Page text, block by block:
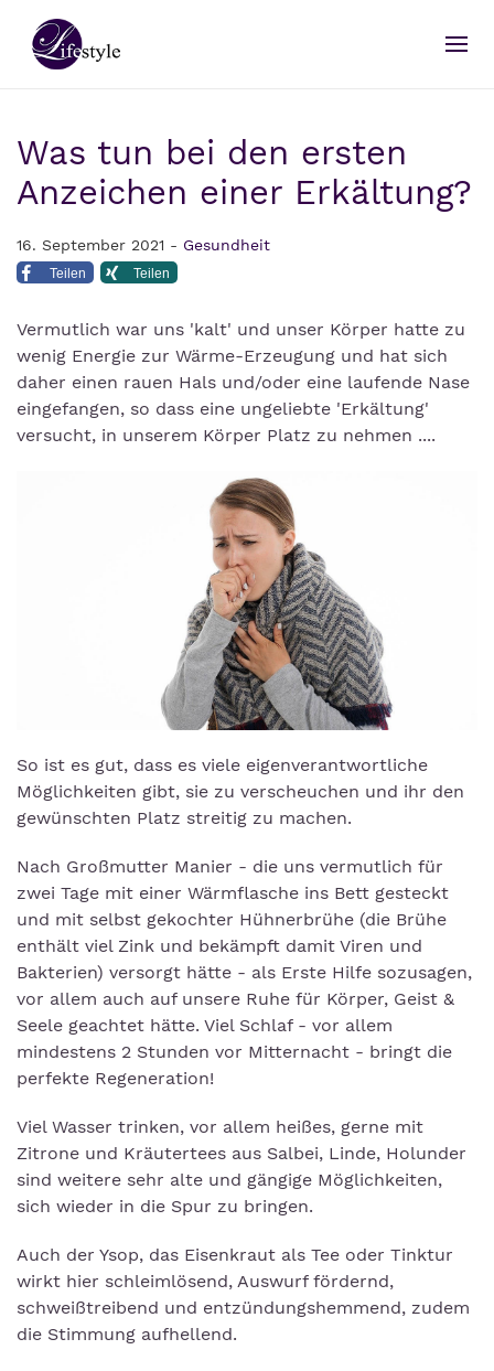
Was tun bei den ersten
Anzeichen einer Erkältung?
16. September 2021 - Gesundheit
Teilen Teilen
Vermutlich war uns 'kalt' und unser Körper hatte zu
wenig Energie zur Wärme-Erzeugung und hat sich
daher einen rauen Hals und/oder eine laufende Nase
eingefangen, so dass eine ungeliebte 'Erkältung'
versucht, in unserem Körper Platz zu nehmen ....
So ist es gut, dass es viele eigenverantwortliche
Möglichkeiten gibt, sie zu verscheuchen und ihr den
gewünschten Platz streitig zu machen.
Nach Großmutter Manier - die uns vermutlich für
zwei Tage mit einer Wärmflasche ins Bett gesteckt
und mit selbst gekochter Hühnerbrühe (die Brühe
enthält viel Zink und bekämpft damit Viren und
Bakterien) versorgt hätte - als Erste Hilfe sozusagen,
vor allem auch auf unsere Ruhe für Körper, Geist &
Seele geachtet hätte. Viel Schlaf - vor allem
mindestens 2 Stunden vor Mitternacht - bringt die
perfekte Regeneration!
Viel Wasser trinken, vor allem heißes, gerne mit
Zitrone und Kräutertees aus Salbei, Linde, Holunder
sind weitere sehr alte und gängige Möglichkeiten,
sich wieder in die Spur zu bringen.
Auch der Ysop, das Eisenkraut als Tee oder Tinktur
wirkt hier schleimlösend, Auswurf fördernd,
schweißtreibend und entzündungshemmend, zudem
die Stimmung aufhellend.